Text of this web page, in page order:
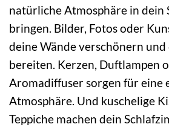
natürliche Atmosphäre in dein
bringen. Bilder, Fotos oder
deine Wände verschönern
bereiten. Kerzen, Duftlampen
Aromadiffuser sorgen für eine
Atmosphäre. Und kuschelige
Teppiche machen dein